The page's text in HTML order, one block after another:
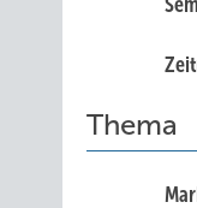
Thema
M